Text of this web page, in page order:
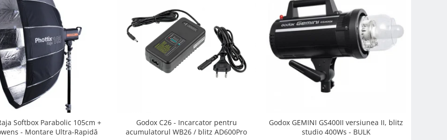
Softbox Parabolic 105cm +
- Montare Ultra-Rapidă
Godox C26 - Incarcator pentru
acumulatorul WB26 / blitz AD600Pro
Godox GEMINI GS400II versiunea II, blitz
studio 400Ws - BULK